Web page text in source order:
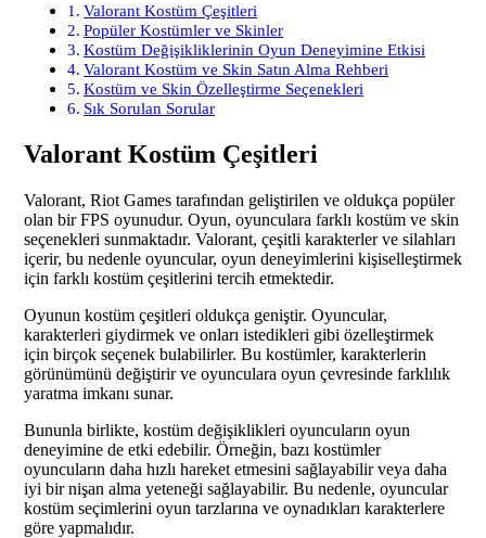
Valorant Kostüm Çeşitleri
Popüler Kostümler ve Skinler
Kostüm Değişikliklerinin Oyun Deneyimine Etkisi
Valorant Kostüm ve Skin Satın Alma Rehberi
Kostüm ve Skin Özelleştirme Seçenekleri
Sık Sorulan Sorular
Valorant Kostüm Çeşitleri
Valorant, Riot Games tarafından geliştirilen ve oldukça popüler
olan bir FPS oyunudur. Oyun, oyunculara farklı kostüm ve skin
seçenekleri sunmaktadır. Valorant, çeşitli karakterler ve silahları
içerir, bu nedenle oyuncular, oyun deneyimlerini kişiselleştirmek
için farklı kostüm çeşitlerini tercih etmektedir.
Oyunun kostüm çeşitleri oldukça geniştir. Oyuncular,
karakterleri giydirmek ve onları istedikleri gibi özelleştirmek
için birçok seçenek bulabilirler. Bu kostümler, karakterlerin
görünümünü değiştirir ve oyunculara oyun çevresinde farklılık
yaratma imkanı sunar.
Bununla birlikte, kostüm değişiklikleri oyuncuların oyun
deneyimine de etki edebilir. Örneğin, bazı kostümler
oyuncuların daha hızlı hareket etmesini sağlayabilir veya daha
iyi bir nişan alma yeteneği sağlayabilir. Bu nedenle, oyuncular
kostüm seçimlerini oyun tarzlarına ve oynadıkları karakterlere
göre yapmalıdır.